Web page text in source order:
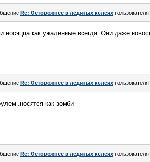
Re: Осторожнее в ледяных колеях пользователя
носяцца как ужаленные всегда. Они даже
Re: Осторожнее в ледяных колеях пользователя
как зомби
Re: Осторожнее в ледяных колеях пользователя